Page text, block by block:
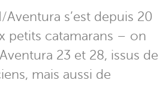
Aventura s’est depuis 20
petits catamarans – on
23 et 28, issus de
mais aussi de